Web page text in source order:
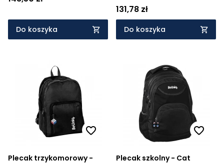
Do koszyka
131,78 zł
Do koszyka
Plecak trzykomorowy -
Plecak szkolny - Cat